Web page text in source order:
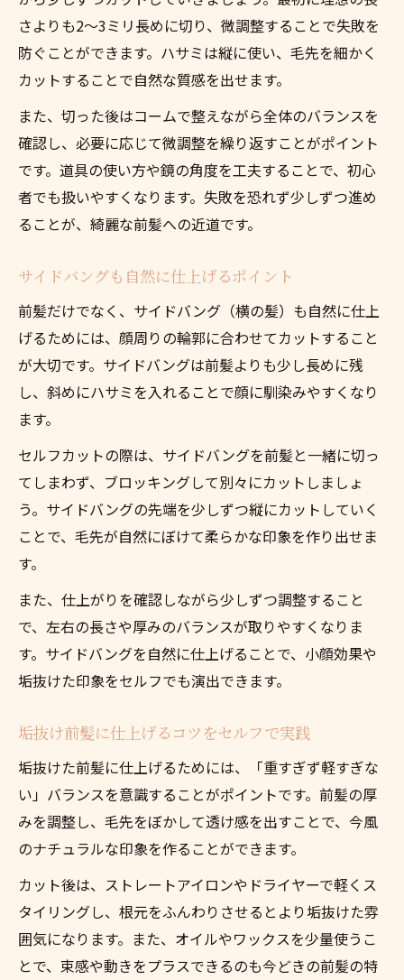
さよりも2〜3ミリ長めに切り、微調整することで失敗を
防ぐことができます。ハサミは縦に使い、毛先を細かく
カットすることで自然な質感を出せます。
また、切った後はコームで整えながら全体のバランスを
確認し、必要に応じて微調整を繰り返すことがポイント
です。道具の使い方や鏡の角度を工夫することで、初心
者でも扱いやすくなります。失敗を恐れず少しずつ進め
ることが、綺麗な前髪への近道です。
サイドバングも自然に仕上げるポイント
前髪だけでなく、サイドバング（横の髪）も自然に仕上
げるためには、顔周りの輪郭に合わせてカットすること
が大切です。サイドバングは前髪よりも少し長めに残
し、斜めにハサミを入れることで顔に馴染みやすくなり
ます。
セルフカットの際は、サイドバングを前髪と一緒に切っ
てしまわず、ブロッキングして別々にカットしましょ
う。サイドバングの先端を少しずつ縦にカットしていく
ことで、毛先が自然にぼけて柔らかな印象を作り出せま
す。
また、仕上がりを確認しながら少しずつ調整すること
で、左右の長さや厚みのバランスが取りやすくなりま
す。サイドバングを自然に仕上げることで、小顔効果や
垢抜けた印象をセルフでも演出できます。
垢抜け前髪に仕上げるコツをセルフで実践
垢抜けた前髪に仕上げるためには、「重すぎず軽すぎな
い」バランスを意識することがポイントです。前髪の厚
みを調整し、毛先をぼかして透け感を出すことで、今風
のナチュラルな印象を作ることができます。
カット後は、ストレートアイロンやドライヤーで軽くス
タイリングし、根元をふんわりさせるとより垢抜けた雰
囲気になります。また、オイルやワックスを少量使うこ
とで、束感や動きをプラスできるのも今どきの前髪の特